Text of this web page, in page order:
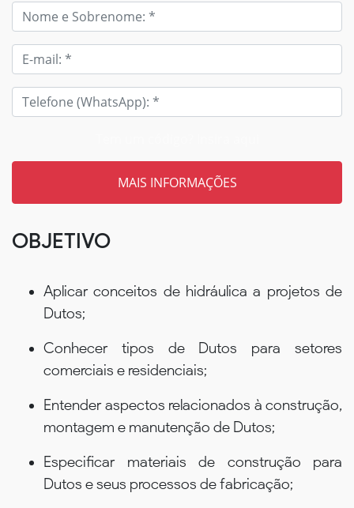
OBJETIVO
Aplicar conceitos de hidráulica a projetos de
Dutos;
Conhecer tipos de Dutos para setores
comerciais e residenciais;
Entender aspectos relacionados à construção,
montagem e manutenção de Dutos;
Especificar materiais de construção para
Dutos e seus processos de fabricação;